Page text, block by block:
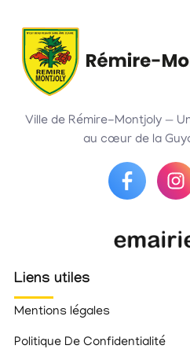
Ville de Rémire-Montjoly —
au cœur de la
Liens utiles
Mentions légales
Politique De Confidentialité